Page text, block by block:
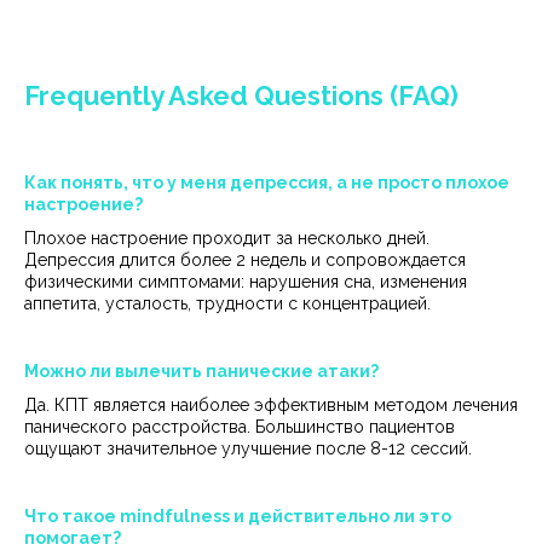
Frequently Asked Questions (FAQ)
Как понять, что у меня депрессия, а не просто плохое
настроение?
Плохое настроение проходит за несколько дней.
Депрессия длится более 2 недель и сопровождается
физическими симптомами: нарушения сна, изменения
аппетита, усталость, трудности с концентрацией.
Можно ли вылечить панические атаки?
Да. КПТ является наиболее эффективным методом лечения
панического расстройства. Большинство пациентов
ощущают значительное улучшение после 8-12 сессий.
Что такое mindfulness и действительно ли это
помогает?